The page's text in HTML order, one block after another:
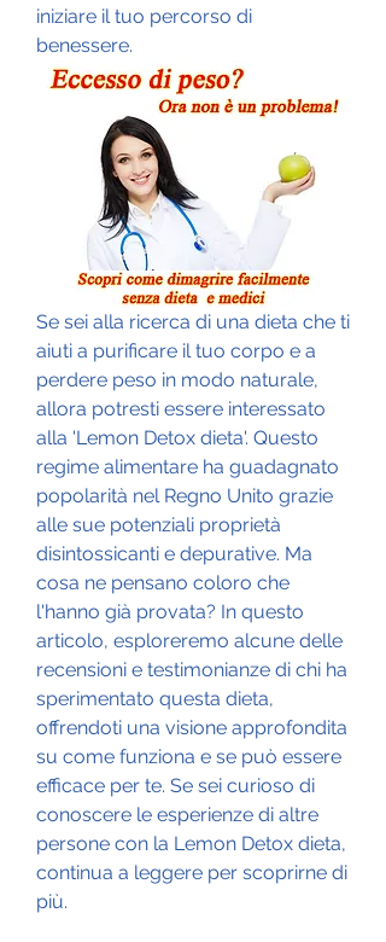
iniziare il tuo percorso di
benessere.
Se sei alla ricerca di una dieta che ti
aiuti a purificare il tuo corpo e a
perdere peso in modo naturale,
allora potresti essere interessato
alla 'Lemon Detox dieta'. Questo
regime alimentare ha guadagnato
popolarità nel Regno Unito grazie
alle sue potenziali proprietà
disintossicanti e depurative. Ma
cosa ne pensano coloro che
l'hanno già provata? In questo
articolo, esploreremo alcune delle
recensioni e testimonianze di chi ha
sperimentato questa dieta,
offrendoti una visione approfondita
su come funziona e se può essere
efficace per te. Se sei curioso di
conoscere le esperienze di altre
persone con la Lemon Detox dieta,
continua a leggere per scoprirne di
più.